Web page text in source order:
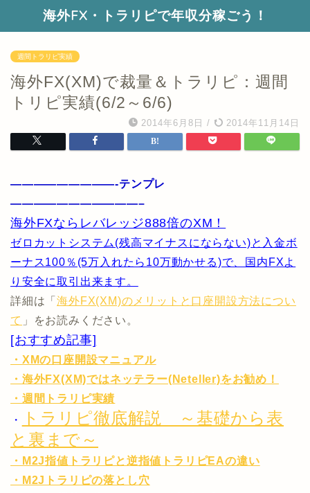
海外FX・トラリピで年収分稼ごう！
週間トラリピ実績
海外FX(XM)で裁量＆トラリピ：週間
トリピ実績(6/2～6/6)
2014年6月8日 / 2014年11月14日
—————————-テンプレ
———————————–
海外FXならレバレッジ888倍のXM！
ゼロカットシステム(残高マイナスにならない)と入金ボ
ーナス100％(5万入れたら10万動かせる)で、国内FXよ
り安全に取引出来ます。
詳細は「海外FX(XM)のメリットと口座開設方法につい
て 」をお読みください。
[おすすめ記事]
・XMの口座開設マニュアル
・海外FX(XM)ではネッテラー(Neteller)をお勧め！
・週間トラリピ実績
・
トラリピ徹底解説 ～基礎から表
と裏まで～
・M2J指値トラリピと逆指値トラリピEAの違い
・M2Jトラリピの落とし穴